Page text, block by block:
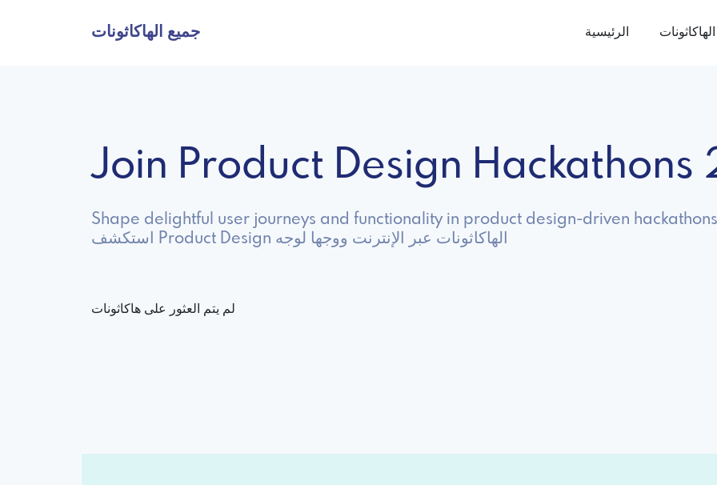
جميع الهاكاثونات الرئيسية الهاكاثونات
Join Product Design
Shape delightful user journeys and functionality in product design-driven
استكشف Product Design الهاكاثونات عبر الإنترنت ووجها لوجه
لم يتم العثور على هاكاثونات